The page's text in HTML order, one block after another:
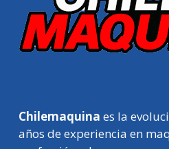
Chilemaquina es la
años de experiencia en